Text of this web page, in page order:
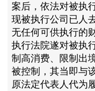
案后，依法对被执
现被执行公司已人
无任何可供执行的
执行法院遂对被执
制高消费、限制出
被控制，其当即与
原法定代表人代为